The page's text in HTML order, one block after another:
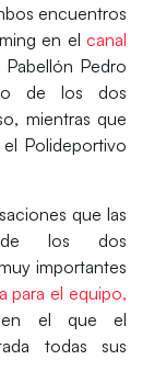
encuentros
en elcanal
Pabellón Pedro
de los dos
mientras que
Polideportivo
que las
de los dos
importantes
para el equipo,
el que el
todas sus